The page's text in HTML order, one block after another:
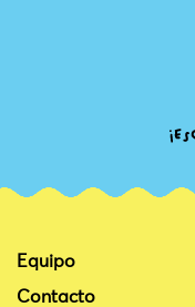
Equipo
Contacto